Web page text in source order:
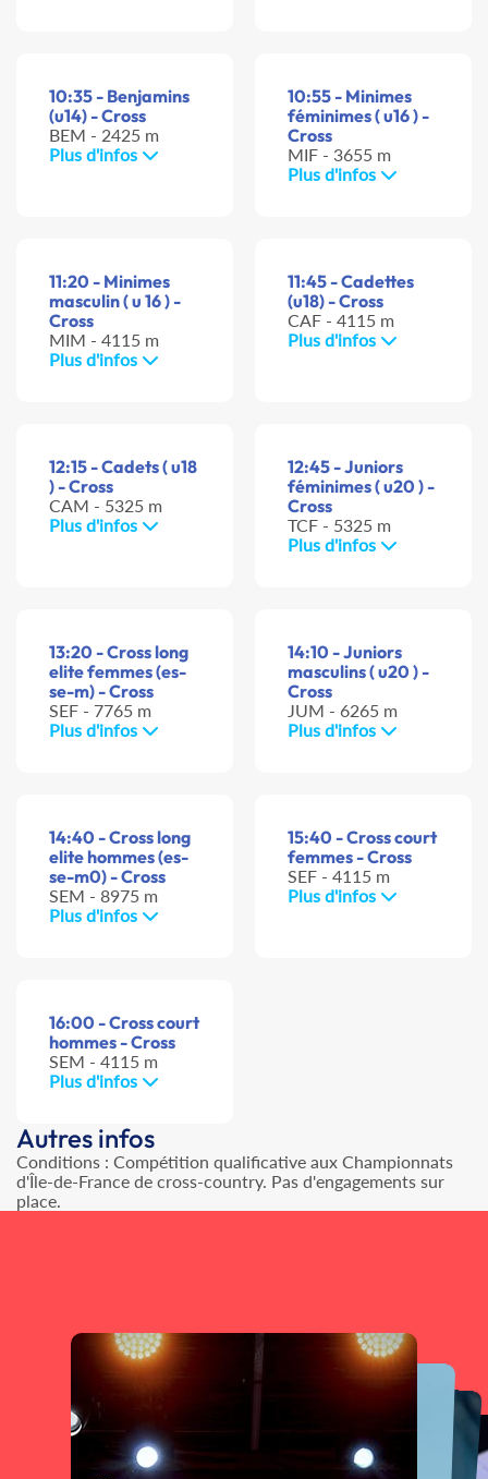
10:35 - Benjamins
(u14) - Cross
BEM - 2425 m
Plus d'infos
10:55 - Minimes
féminimes ( u16 ) -
Cross
MIF - 3655 m
Plus d'infos
11:20 - Minimes
masculin ( u 16 ) -
Cross
MIM - 4115 m
Plus d'infos
11:45 - Cadettes
(u18) - Cross
CAF - 4115 m
Plus d'infos
12:15 - Cadets ( u18
) - Cross
CAM - 5325 m
Plus d'infos
12:45 - Juniors
féminimes ( u20 ) -
Cross
TCF - 5325 m
Plus d'infos
13:20 - Cross long
elite femmes (es-
se-m) - Cross
SEF - 7765 m
Plus d'infos
14:10 - Juniors
masculins ( u20 ) -
Cross
JUM - 6265 m
Plus d'infos
14:40 - Cross long
elite hommes (es-
se-m0) - Cross
SEM - 8975 m
Plus d'infos
15:40 - Cross court
femmes - Cross
SEF - 4115 m
Plus d'infos
16:00 - Cross court
hommes - Cross
SEM - 4115 m
Plus d'infos
Autres infos
Conditions : Compétition qualificative aux Championnats
d'Île-de-France de cross-country. Pas d'engagements sur
place.